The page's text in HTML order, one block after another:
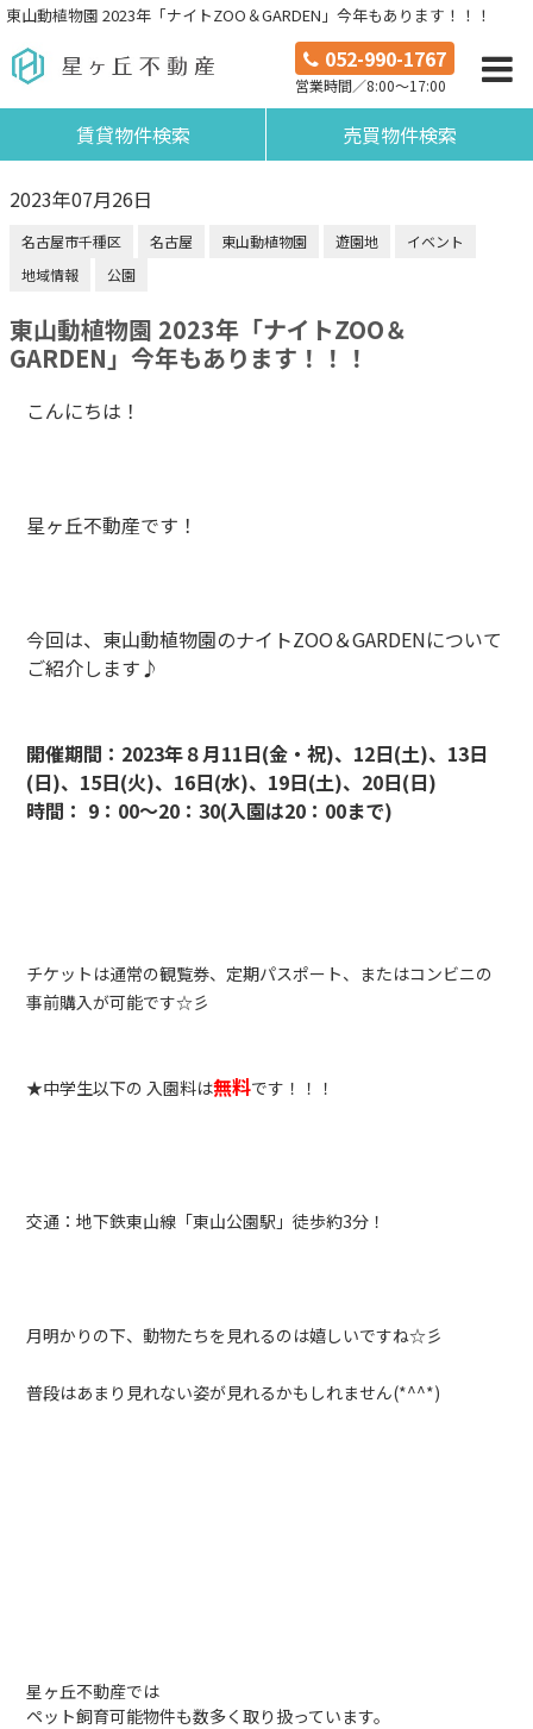
東山動植物園 2023年「ナイトZOO＆GARDEN」今年もあります！！！
052-990-1767
営業時間／8:00～17:00
賃貸物件検索 売買物件検索
2023年07月26日
名古屋市千種区 名古屋 東山動植物園 遊園地
イベント
地域情報
公園
東山動植物園 2023年「ナイトZOO＆
GARDEN」今年もあります！！！
こんにちは！
星ヶ丘不動産です！
今回は、東山動植物園のナイトZOO＆GARDENについて
ご紹介します♪
開催期間：2023年８月11日(金・祝)、12日(土)、13日
(日)、15日(火)、16日(水)、19日(土)、20日(日)
時間： 9：00～20：30(入園は20：00まで)
チケットは通常の観覧券、定期パスポート、またはコンビニの
事前購入が可能です☆彡
★中学生以下の 入園料は無料です！！！
交通：地下鉄東山線「東山公園駅」徒歩約3分！
月明かりの下、動物たちを見れるのは嬉しいですね☆彡
普段はあまり見れない姿が見れるかもしれません(*^^*)
星ヶ丘不動産では
ペット飼育可能物件も数多く取り扱っています。